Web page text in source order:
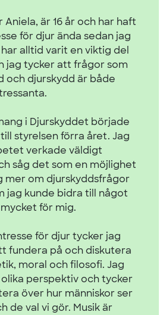
Aniela, är 16 år och har haft
för djur ända sedan jag
alltid varit en viktig del
jag tycker att frågor som
och djurskydd är både
i Djurskyddet började
styrelsen förra året. Jag
verkade väldigt
såg det som en möjlighet
mer om djurskyddsfrågor
jag kunde bidra till något
för mig.
för djur tycker jag
fundera på och diskutera
moral och filosofi. Jag
perspektiv och tycker
över hur människor ser
de val vi gör. Musik är